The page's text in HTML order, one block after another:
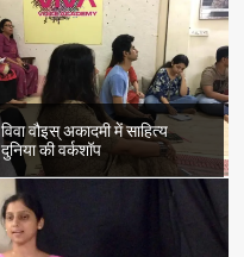
विवा वौइस् अकादमी में साहित्य
दुनिया की वर्कशॉप